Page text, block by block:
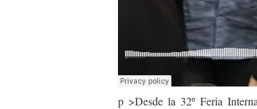
p >Desde la 32º Feria